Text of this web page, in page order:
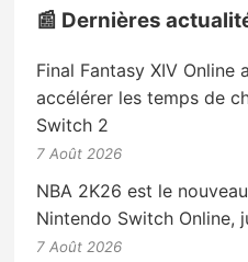
📰 Dernières
Final Fantasy XIV Online
accélérer les temps de
Switch 2
7 Août 2026
NBA 2K26 est le
Nintendo Switch Online,
7 Août 2026